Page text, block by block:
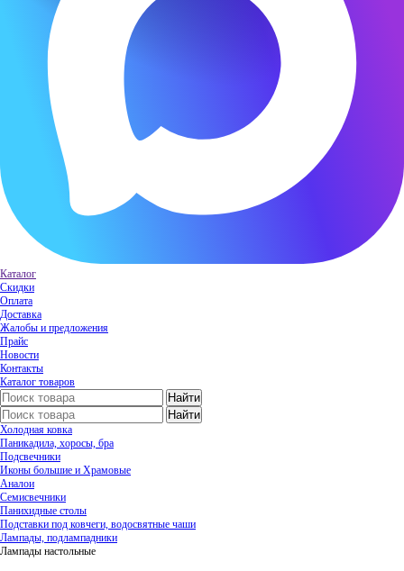
Каталог
Скидки
Оплата
Доставка
Жалобы и предложения
Прайс
Новости
Контакты
Каталог товаров
Холодная ковка
Паникадила, хоросы, бра
Подсвечники
Иконы большие и Храмовые
Аналои
Семисвечники
Панихидные столы
Подставки под ковчеги, водосвятные чаши
Лампады, подлампадники
Лампады настольные